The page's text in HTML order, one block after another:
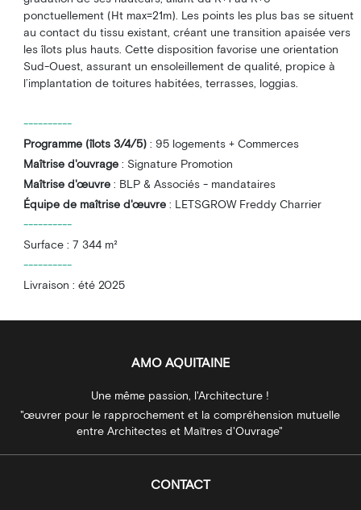
ponctuellement (Ht max=21m). Les points les plus bas se situent
au contact du tissu existant, créant une transition apaisée vers
les îlots plus hauts. Cette disposition favorise une orientation
Sud-Ouest, assurant un ensoleillement de qualité, propice à
l’implantation de toitures habitées, terrasses, loggias.
----------
Programme (îlots 3/4/5) : 95 logements + Commerces
Maîtrise d'ouvrage : Signature Promotion
Maîtrise d'œuvre : BLP & Associés - mandataires
Équipe de maîtrise d'œuvre : LETSGROW Freddy Charrier
----------
Surface : 7 344 m²
----------
Livraison : été 2025
AMO AQUITAINE
Une même passion, l'Architecture !
"œuvrer pour le rapprochement et la compréhension mutuelle
entre Architectes et Maïtres d'Ouvrage"
CONTACT